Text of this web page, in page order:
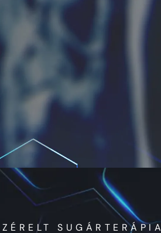
SUGÁRTERÁPIA